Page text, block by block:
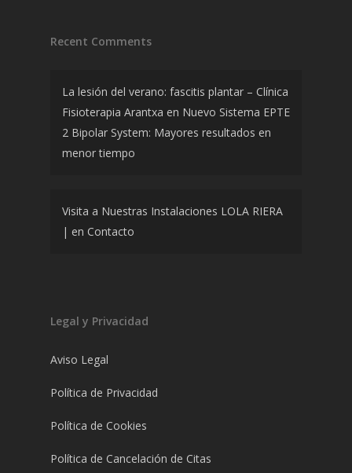
Recent Comments
La lesión del verano: fascitis plantar – Clínica
Fisioterapia Arantxa en Nuevo Sistema EPTE
2 Bipolar System: Mayores resultados en
menor tiempo
Visita a Nuestras Instalaciones LOLA RIERA
| en Contacto
Legal y Privacidad
Aviso Legal
Política de Privacidad
Política de Cookies
Política de Cancelación de Citas